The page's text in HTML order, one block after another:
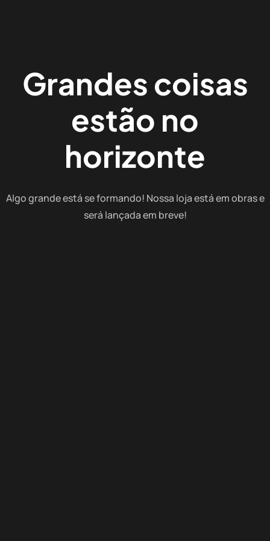
Grandes coisas
estão no
horizonte
Algo grande está se formando! Nossa loja está em obras e
será lançada em breve!